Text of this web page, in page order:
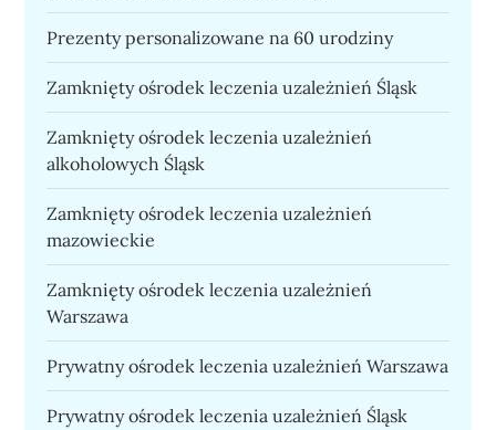
Prezenty personalizowane na 60 urodziny
Zamknięty ośrodek leczenia uzależnień Śląsk
Zamknięty ośrodek leczenia uzależnień
alkoholowych Śląsk
Zamknięty ośrodek leczenia uzależnień
mazowieckie
Zamknięty ośrodek leczenia uzależnień
Warszawa
Prywatny ośrodek leczenia uzależnień Warszawa
Prywatny ośrodek leczenia uzależnień Śląsk